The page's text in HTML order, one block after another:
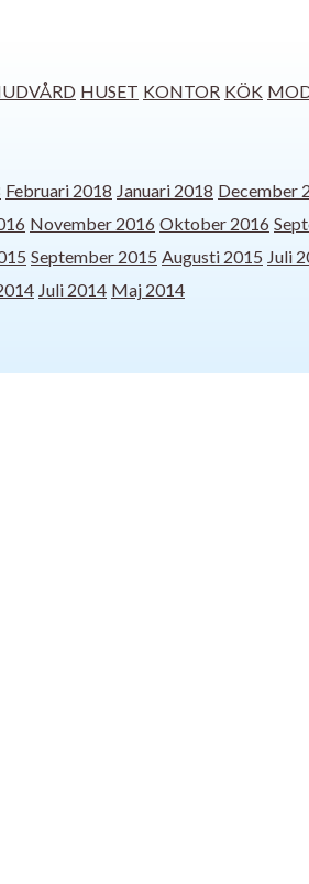
HUSET KONTOR KÖK
Februari 2018 Januari 2018 December
November 2016 Oktober 2016
September 2015 Augusti 2015 Juli
Juli 2014 Maj 2014